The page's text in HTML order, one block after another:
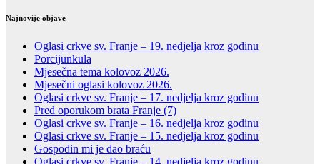
Najnovije objave
Oglasi crkve sv. Franje – 19. nedjelja kroz godinu
Porcijunkula
Mjesečna tema kolovoz 2026.
Mjesečni oglasi kolovoz 2026.
Oglasi crkve sv. Franje – 17. nedjelja kroz godinu
Pred oporukom brata Franje (7)
Oglasi crkve sv. Franje – 16. nedjelja kroz godinu
Oglasi crkve sv. Franje – 15. nedjelja kroz godinu
Gospodin mi je dao braću
Oglasi crkve sv. Franje – 14. nedjelja kroz godinu